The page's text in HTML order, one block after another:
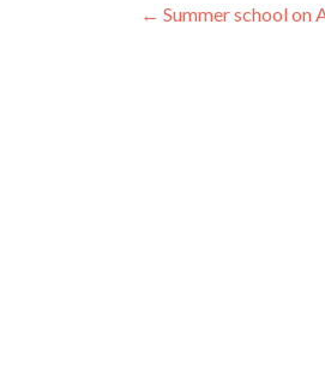
Πλοήγηση
← Summer school on